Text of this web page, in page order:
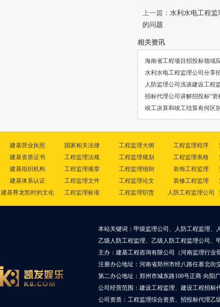
上一篇： 水利水电工程
的问题
相关资讯
海南省工程项目招投标领域
水利水电工程监理公司分享
人防监理公司浅谈建设工程
招标代理公司讲解招投标“
竣工决算和竣工结算有何区
建基营业执照
建基资质证书
建基组织机构
建基体系认证
建基尊龙凯时的文化
国家相关法律
工程监理法规
工程监理规章
工程监理文件
工程监理标准
工程监理大纲
工程监理规划
工程监理细则
工程监理论文
工程监理职责
工程监理程序
工程监理表格
装饰工程监理
装修工程监理
人防工程监理公司
本站关键词：甲级监理公司、人防工程监理、
乙级人防工程监理、乙级人防工程监理公司、
主办：建基工程咨询有限公司（河南监理行业
注册办公地址：河南省郑州市经八路任寨北街
第二办公地址：郑州市城东路100号正商·向阳
公司经营范围：建设工程监理、建设工程招标
公司资质：工程监理综合资质、招投标代理乙